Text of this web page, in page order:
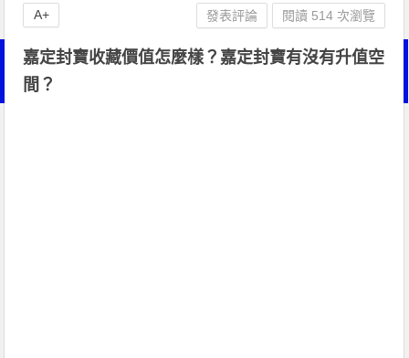
嘉定封寶收藏價值怎麼樣？嘉定封寶有沒有升值空
間？
發表評論 閱讀 514 次瀏覽
A+